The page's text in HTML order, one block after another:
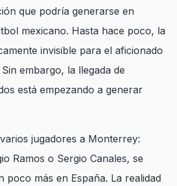
que podría generarse en
mexicano. Hasta hace poco, la
invisible para el aficionado
embargo, la llegada de
está empezando a generar
jugadores a Monterrey:
Ramos o Sergio Canales, se
poco más en España. La realidad